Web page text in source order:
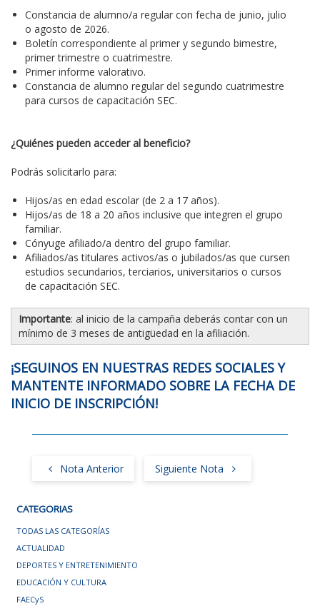
Constancia de alumno/a regular con fecha de junio, julio
o agosto de 2026.
Boletín correspondiente al primer y segundo bimestre,
primer trimestre o cuatrimestre.
Primer informe valorativo.
Constancia de alumno regular del segundo cuatrimestre
para cursos de capacitación SEC.
¿Quiénes pueden acceder al beneficio?
Podrás solicitarlo para:
Hijos/as en edad escolar (de 2 a 17 años).
Hijos/as de 18 a 20 años inclusive que integren el grupo
familiar.
Cónyuge afiliado/a dentro del grupo familiar.
Afiliados/as titulares activos/as o jubilados/as que cursen
estudios secundarios, terciarios, universitarios o cursos
de capacitación SEC.
Importante: al inicio de la campaña deberás contar con un
mínimo de 3 meses de antigüedad en la afiliación.
¡SEGUINOS EN NUESTRAS REDES SOCIALES Y
MANTENTE INFORMADO SOBRE LA FECHA DE
INICIO DE INSCRIPCIÓN!
Nota Anterior Siguiente Nota
CATEGORIAS
TODAS LAS CATEGORÍAS
ACTUALIDAD
DEPORTES Y ENTRETENIMIENTO
EDUCACIÓN Y CULTURA
FAECyS